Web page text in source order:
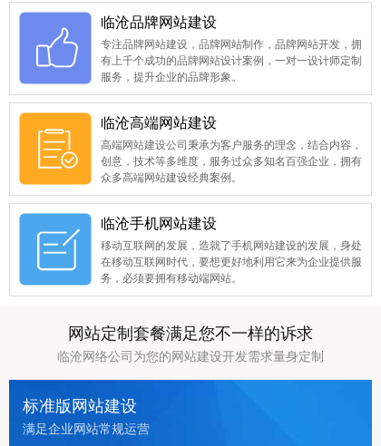
临沧品牌网站建设
专注品牌网站建设，品牌网站制作，品牌网站开发，拥
有上千个成功的品牌网站设计案例，一对一设计师定制
服务，提升企业的品牌形象。
临沧高端网站建设
高端网站建设公司秉承为客户服务的理念，结合内容，
创意，技术等多维度，服务过众多知名百强企业，拥有
众多高端网站建设经典案例。
临沧手机网站建设
移动互联网的发展，造就了手机网站建设的发展，身处
在移动互联网时代，要想更好地利用它来为企业提供服
务，必须要拥有移动端网站。
网站定制套餐满足您不一样的诉求
临沧网络公司为您的网站建设开发需求量身定制
标准版网站建设
满足企业网站常规运营